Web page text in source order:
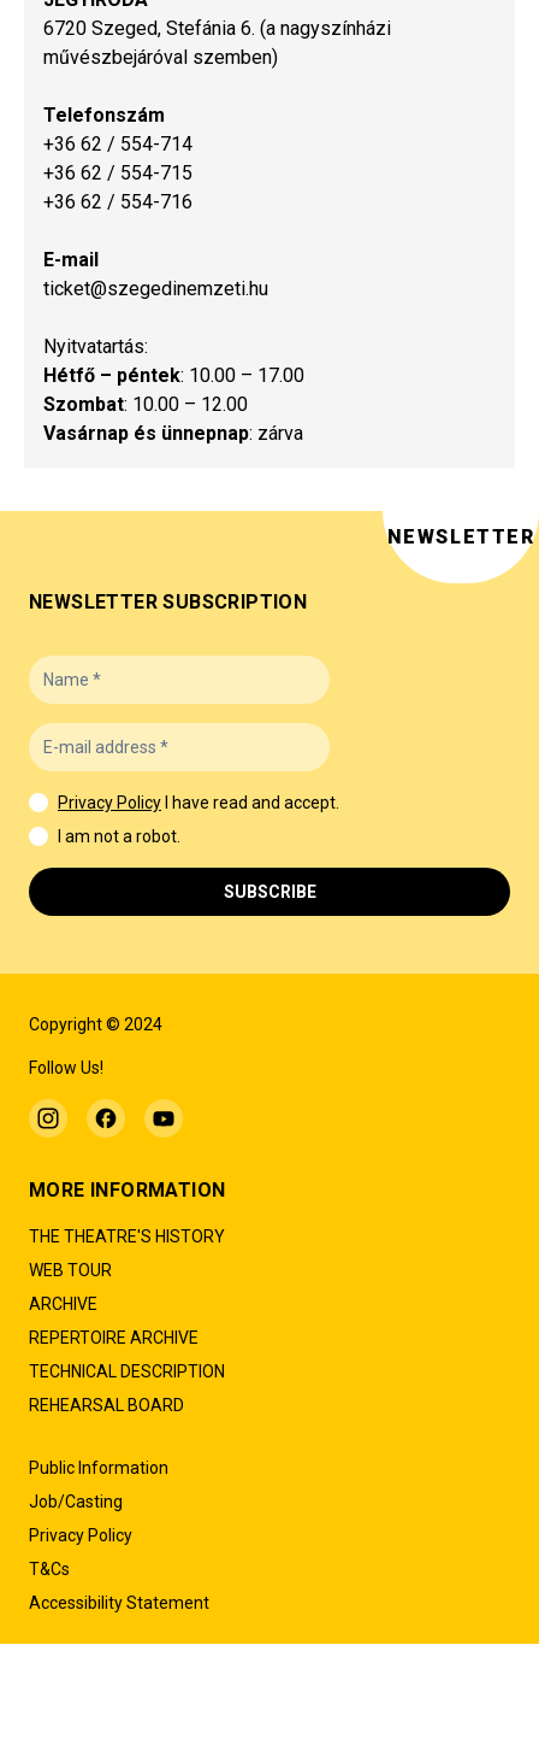
6720 Szeged, Stefánia 6. (a nagyszínházi
művészbejáróval szemben)
Telefonszám
+36 62 / 554-714
+36 62 / 554-715
+36 62 / 554-716
E-mail
ticket@szegedinemzeti.hu
Nyitvatartás:
Hétfő – péntek: 10.00 – 17.00
Szombat: 10.00 – 12.00
Vasárnap és ünnepnap: zárva
Copyright © 2024
Follow Us!
MORE INFORMATION
THE THEATRE'S HISTORY
WEB TOUR
ARCHIVE
REPERTOIRE ARCHIVE
TECHNICAL DESCRIPTION
REHEARSAL BOARD
Public Information
Job/Casting
Privacy Policy
T&Cs
Accessibility Statement
NEWSLETTER
NEWSLETTER SUBSCRIPTION
Privacy Policy
I have read and accept.
I am not a robot.
SUBSCRIBE